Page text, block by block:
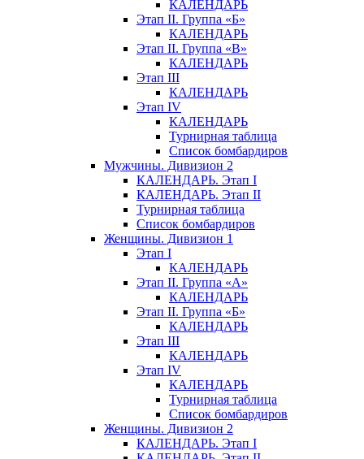
КАЛЕНДАРЬ
Этап II. Группа «Б»
КАЛЕНДАРЬ
Этап II. Группа «В»
КАЛЕНДАРЬ
Этап III
КАЛЕНДАРЬ
Этап IV
КАЛЕНДАРЬ
Турнирная таблица
Список бомбардиров
Мужчины. Дивизион 2
КАЛЕНДАРЬ. Этап I
КАЛЕНДАРЬ. Этап II
Турнирная таблица
Список бомбардиров
Женщины. Дивизион 1
Этап I
КАЛЕНДАРЬ
Этап II. Группа «А»
КАЛЕНДАРЬ
Этап II. Группа «Б»
КАЛЕНДАРЬ
Этап III
КАЛЕНДАРЬ
Этап IV
КАЛЕНДАРЬ
Турнирная таблица
Список бомбардиров
Женщины. Дивизион 2
КАЛЕНДАРЬ. Этап I